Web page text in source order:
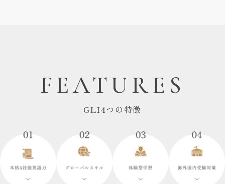
FEATURES
GLI4つの特徴